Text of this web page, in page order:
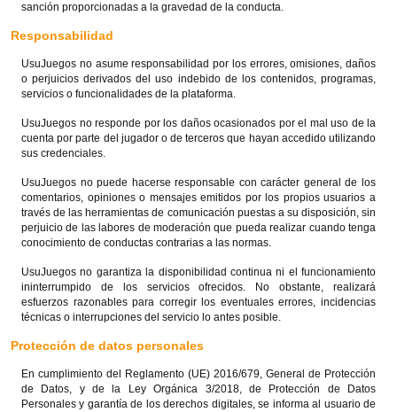
sanción proporcionadas a la gravedad de la conducta.
Responsabilidad
UsuJuegos no asume responsabilidad por los errores, omisiones, daños
o perjuicios derivados del uso indebido de los contenidos, programas,
servicios o funcionalidades de la plataforma.
UsuJuegos no responde por los daños ocasionados por el mal uso de la
cuenta por parte del jugador o de terceros que hayan accedido utilizando
sus credenciales.
UsuJuegos no puede hacerse responsable con carácter general de los
comentarios, opiniones o mensajes emitidos por los propios usuarios a
través de las herramientas de comunicación puestas a su disposición, sin
perjuicio de las labores de moderación que pueda realizar cuando tenga
conocimiento de conductas contrarias a las normas.
UsuJuegos no garantiza la disponibilidad continua ni el funcionamiento
ininterrumpido de los servicios ofrecidos. No obstante, realizará
esfuerzos razonables para corregir los eventuales errores, incidencias
técnicas o interrupciones del servicio lo antes posible.
Protección de datos personales
En cumplimiento del Reglamento (UE) 2016/679, General de Protección
de Datos, y de la Ley Orgánica 3/2018, de Protección de Datos
Personales y garantía de los derechos digitales, se informa al usuario de